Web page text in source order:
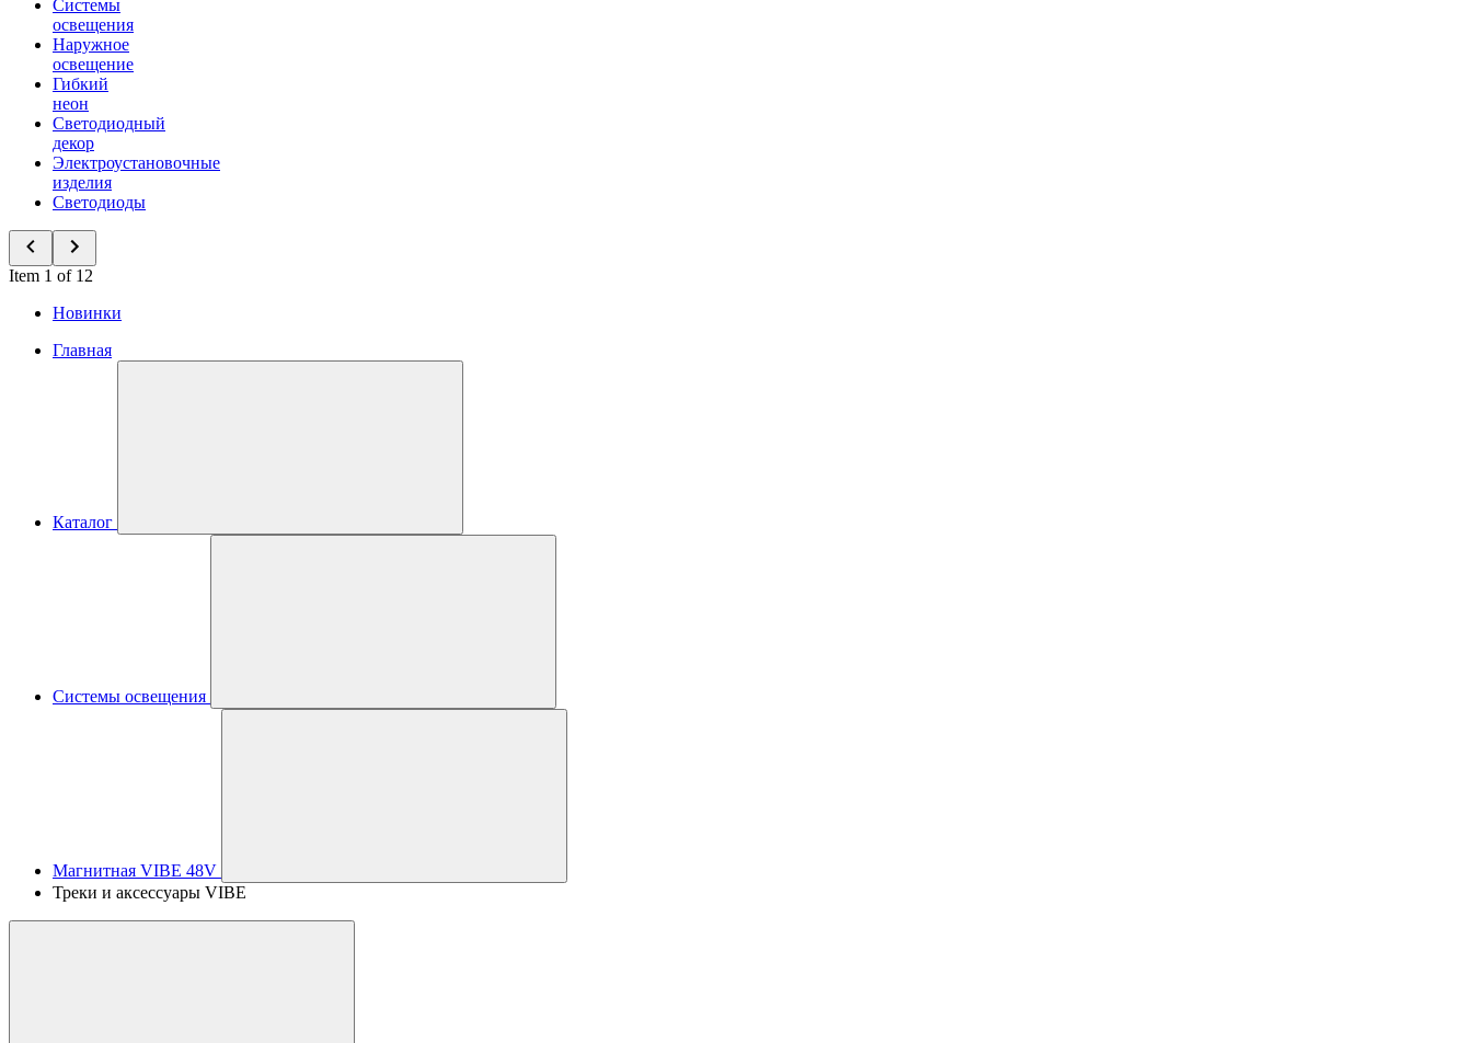
Системы
освещения
Наружное
освещение
Гибкий
неон
Светодиодный
декор
Электроустановочные
изделия
Светодиоды
Item 1 of 12
Новинки
Главная
Каталог
Системы освещения
Магнитная VIBE 48V
Треки и аксессуары VIBE